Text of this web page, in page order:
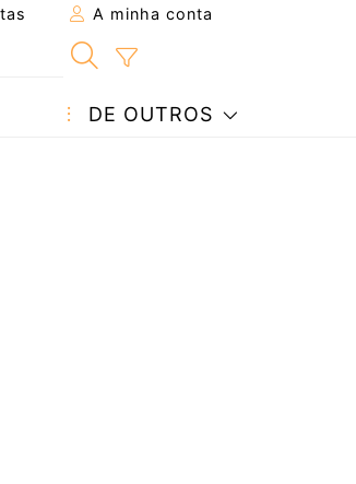
A minha conta
DE OUTROS
da receita
Compartilhe